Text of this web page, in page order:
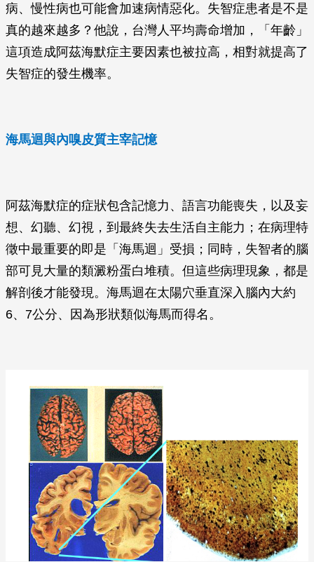
病、慢性病也可能會加速病情惡化。失智症患者是不是
真的越來越多？他說，台灣人平均壽命增加，「年齡」
這項造成阿茲海默症主要因素也被拉高，相對就提高了
失智症的發生機率。
海馬迴與內嗅皮質主宰記憶
阿茲海默症的症狀包含記憶力、語言功能喪失，以及妄
想、幻聽、幻視，到最終失去生活自主能力；在病理特
徵中最重要的即是「海馬迴」受損；同時，失智者的腦
部可見大量的類澱粉蛋白堆積。但這些病理現象，都是
解剖後才能發現。海馬迴在太陽穴垂直深入腦內大約
6、7公分、因為形狀類似海馬而得名。